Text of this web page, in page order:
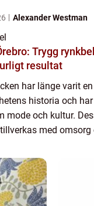
Alexander Westman
Trygg
resultat
har länge varit
historia och
mode och kultur.
med omsorg
denna artikel